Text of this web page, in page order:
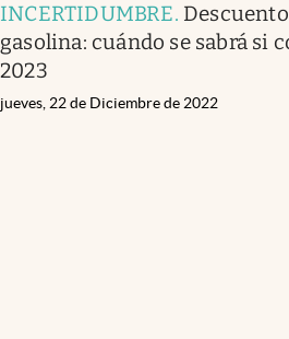
INCERTIDUMBRE.
gasolina: cuándo se sabrá si
2023
jueves, 22 de Diciembre de 2022